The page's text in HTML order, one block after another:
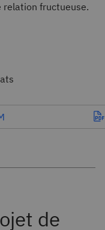
relation fructueuse.